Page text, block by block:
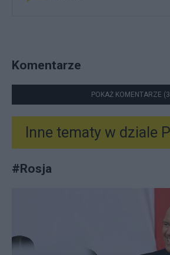
Komentarze
POKAŻ KOMENTARZE
Inne tematy w dziale
#Rosja